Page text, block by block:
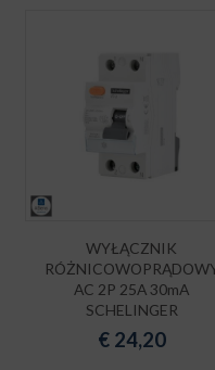
WYŁĄCZNIK
AC 2P 25A 30mA
SCHELINGER
€ 24,20